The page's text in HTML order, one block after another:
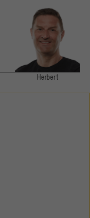
Herbert